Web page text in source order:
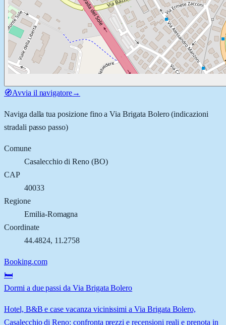
🧭Avvia il navigatore→
Naviga dalla tua posizione fino aVia Brigata Bolero(indicazioni
stradali passo passo)
Comune
Casalecchio di Reno (BO)
CAP
40033
Regione
Emilia-Romagna
Coordinate
44.4824, 11.2758
Booking.com
🛏️
Dormi a due passi da Via Brigata Bolero
Hotel, B&B e case vacanza vicinissimi a Via Brigata Bolero,
Casalecchio di Reno: confronta prezzi e recensioni reali e prenota in